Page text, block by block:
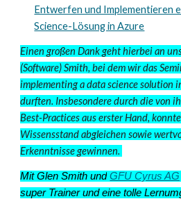
Entwerfen und Implementieren
Science-Lösung in Azure
Einen großen Dank geht hierbei an
(Software) Smith, bei dem wir das
implementing a data science solution
durften. Insbesondere durch die von
Best-Practices aus erster Hand,
Wissensstand abgleichen sowie
Erkenntnisse gewinnen.
Mit Glen Smith und GFU Cyrus AG
super Trainer und eine tolle